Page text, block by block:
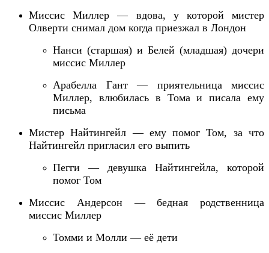
Миссис Миллер — вдова, у которой мистер
Олверти снимал дом когда приезжал в Лондон
Нанси (старшая) и Белей (младшая) дочери
миссис Миллер
Арабелла Гант — приятельница миссис
Миллер, влюбилась в Тома и писала ему
письма
Мистер Найтингейл — ему помог Том, за что
Найтингейл пригласил его выпить
Пегги — девушка Найтингейла, которой
помог Том
Миссис Андерсон — бедная родственница
миссис Миллер
Томми и Молли — её дети